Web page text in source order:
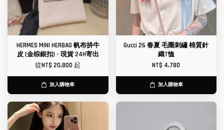
HERMES MINI HERBAG 帆布拚牛
皮 (金棕銀扣) - 現貨 24H寄出
從NT$ 20,800起
加入購物車
Gucci 26 春夏 毛圈刺繡 棉質針
織T恤
NT$ 4,780
加入購物車